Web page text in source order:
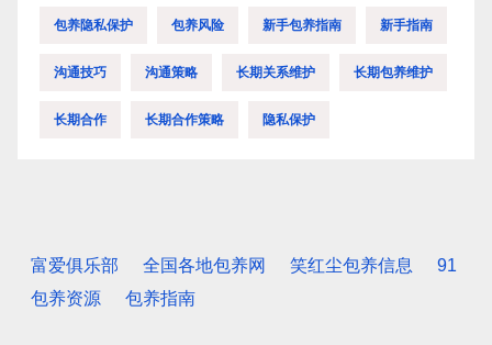
包养隐私保护 包养风险 新手包养指南 新手指南
沟通技巧 沟通策略 长期关系维护 长期包养维护
长期合作 长期合作策略 隐私保护
富爱俱乐部 全国各地包养网 笑红尘包养信息
91
包养资源
包养指南